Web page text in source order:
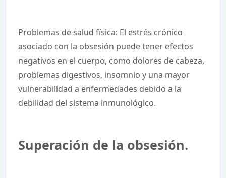
Problemas de salud física: El estrés crónico
asociado con la obsesión puede tener efectos
negativos en el cuerpo, como dolores de cabeza,
problemas digestivos, insomnio y una mayor
vulnerabilidad a enfermedades debido a la
debilidad del sistema inmunológico.
Superación de la obsesión.